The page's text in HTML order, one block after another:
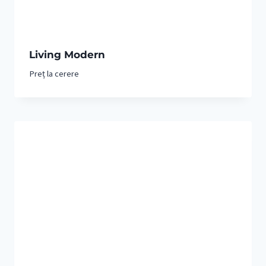
Living Modern
Preț la cerere